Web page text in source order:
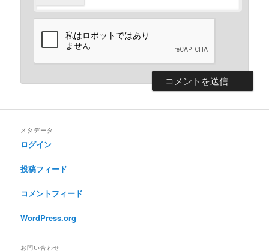
メタデータ
ログイン
投稿フィード
コメントフィード
WordPress.org
お問い合わせ